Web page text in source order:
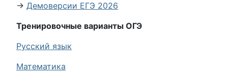
→ Демоверсии ЕГЭ 2026
Тренировочные варианты ОГЭ
Русский язык
Математика